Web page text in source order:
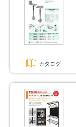
カタログ